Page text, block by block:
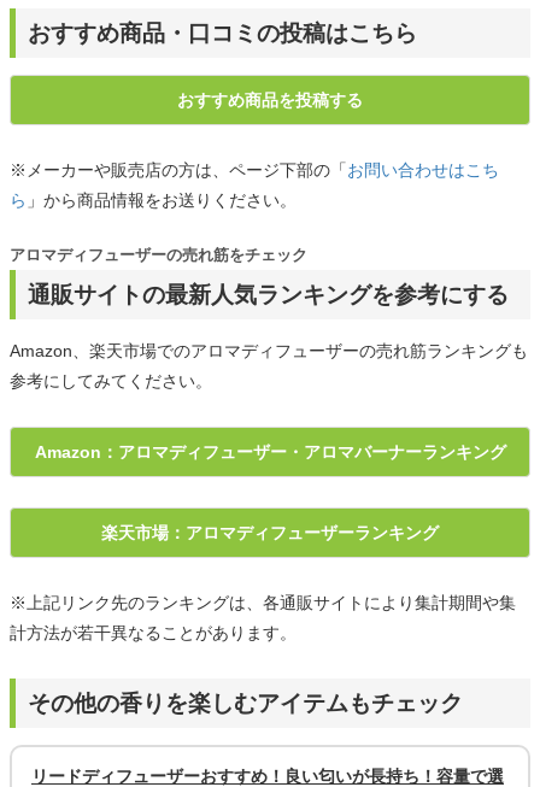
おすすめ商品・口コミの投稿はこちら
おすすめ商品を投稿する
※メーカーや販売店の方は、ページ下部の「お問い合わせはこち
ら 」から商品情報をお送りください。
通販サイトの最新人気ランキングを参考にする
アロマディフューザーの売れ筋をチェック
Amazon、楽天市場でのアロマディフューザーの売れ筋ランキングも
参考にしてみてください。
Amazon：アロマディフューザー・アロマバーナーランキング
楽天市場：アロマディフューザーランキング
※上記リンク先のランキングは、各通販サイトにより集計期間や集
計方法が若干異なることがあります。
その他の香りを楽しむアイテムもチェック
リードディフューザーおすすめ！良い匂いが長持ち！容量で選